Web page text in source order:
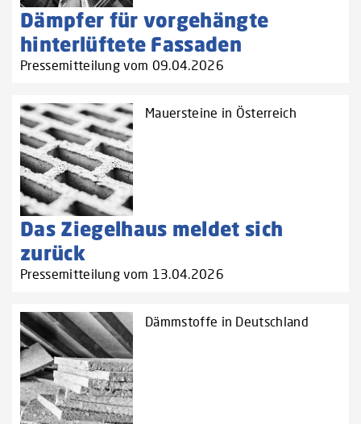
Dämpfer für vorgehängte
hinterlüftete Fassaden
Pressemitteilung vom 09.04.2026
Mauersteine in Österreich
Das Ziegelhaus meldet sich
zurück
Pressemitteilung vom 13.04.2026
Dämmstoffe in Deutschland